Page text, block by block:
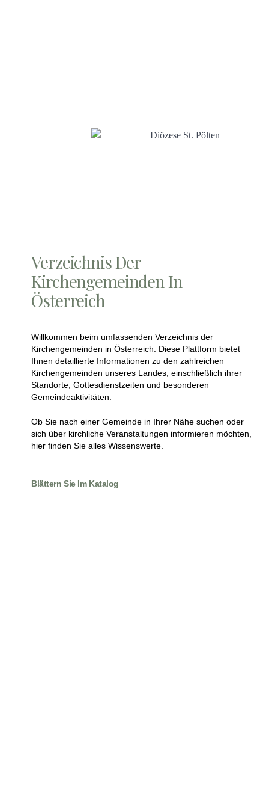
Verzeichnis Der
Kirchengemeinden In
Österreich
Willkommen beim umfassenden Verzeichnis der
Kirchengemeinden in Österreich. Diese Plattform bietet
Ihnen detaillierte Informationen zu den zahlreichen
Kirchengemeinden unseres Landes, einschließlich ihrer
Standorte, Gottesdienstzeiten und besonderen
Gemeindeaktivitäten.
Ob Sie nach einer Gemeinde in Ihrer Nähe suchen oder
sich über kirchliche Veranstaltungen informieren möchten,
hier finden Sie alles Wissenswerte.
Blättern Sie Im Katalog